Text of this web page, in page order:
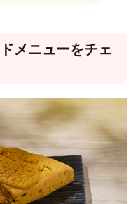
メニューをチェ